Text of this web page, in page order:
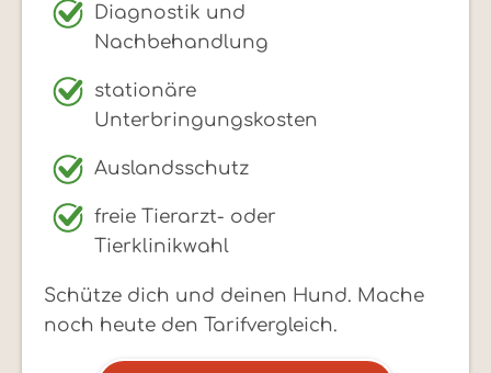
Diagnostik und
Nachbehandlung
stationäre
Unterbringungskosten
Auslandsschutz
freie Tierarzt- oder
Tierklinikwahl
Schütze dich und deinen Hund. Mache
noch heute den Tarifvergleich.